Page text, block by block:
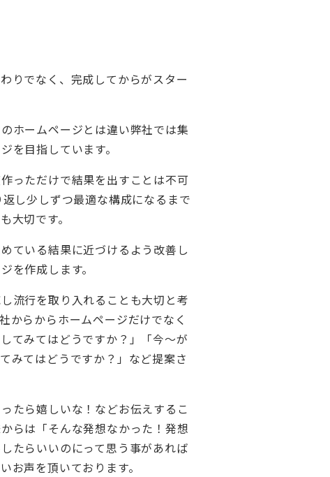
りでなく、完成してからがスター
ホームページとは違い弊社では集
を目指しています。
っただけで結果を出すことは不可
し少しずつ最適な構成になるまで
大切です。
ている結果に近づけるよう改善し
を作成します。
流行を取り入れることも大切と考
からからホームページだけでなく
てみてはどうですか？」「今～が
みてはどうですか？」など提案さ
たら嬉しいな！などお伝えするこ
らは「そんな発想なかった！発想
たらいいのにって思う事があれば
お声を頂いております。